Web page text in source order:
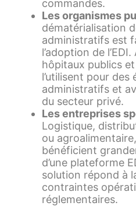
commandes.
Les organismes
dématérialisation
administratifs est
l’adoption de
hôpitaux publics
l’utilisent pour des
administratifs et
du secteur privé.
Les entreprises
Logistique,
ou
bénéficient
d’une plateforme
solution répond à
contraintes
réglementaires.